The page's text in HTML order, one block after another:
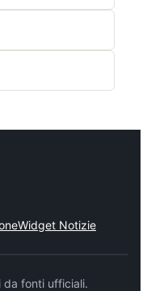
Widget Notizie
fonti ufficiali.